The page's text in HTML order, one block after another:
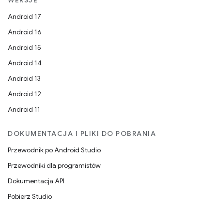
Android 17
Android 16
Android 15
Android 14
Android 13
Android 12
Android 11
DOKUMENTACJA I PLIKI DO POBRANIA
Przewodnik po Android Studio
Przewodniki dla programistów
Dokumentacja API
Pobierz Studio